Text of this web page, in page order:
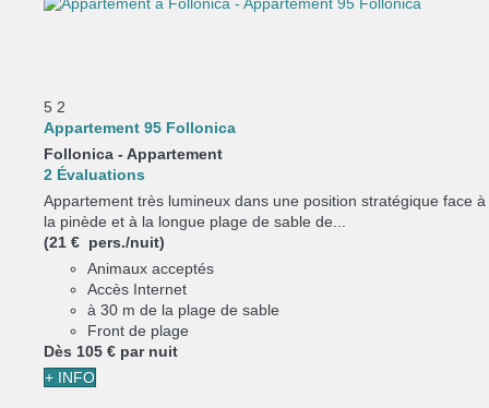
5 2
Appartement 95 Follonica
Follonica - Appartement
2 Évaluations
Appartement très lumineux dans une position stratégique face à
la pinède et à la longue plage de sable de...
(21 € pers./nuit)
Animaux acceptés
Accès Internet
à 30 m de la plage de sable
Front de plage
Dès 105 € par nuit
+ INFO